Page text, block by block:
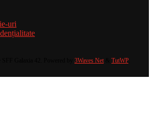
uri
3Waves Net TutWP.